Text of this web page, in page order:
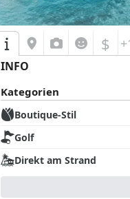
$
INFO
Kategorien
Boutique-Stil
Golf
Direkt am Strand